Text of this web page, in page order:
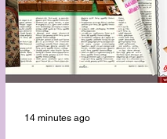
14 minutes ago